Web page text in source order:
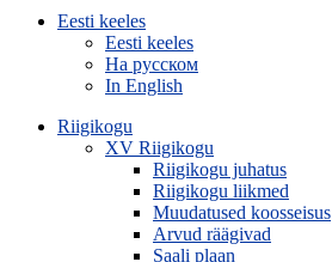
Eesti keeles
Eesti keeles
На русском
In English
Riigikogu
XV Riigikogu
Riigikogu juhatus
Riigikogu liikmed
Muudatused koosseisus
Arvud räägivad
Saali plaan